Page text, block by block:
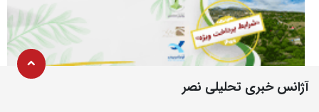
آژانس خبری تحلیلی نصر